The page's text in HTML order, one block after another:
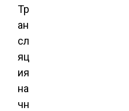
Тр
ан
сл
яц
ия
на
чн